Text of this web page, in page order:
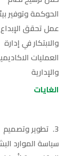
الحوكمة وتوفير
عمل تحقق الإبداع
والابتكار في إدارة
العمليات
والإدارية
الغايات
3. تطوير وتصميم
سياسة الموارد